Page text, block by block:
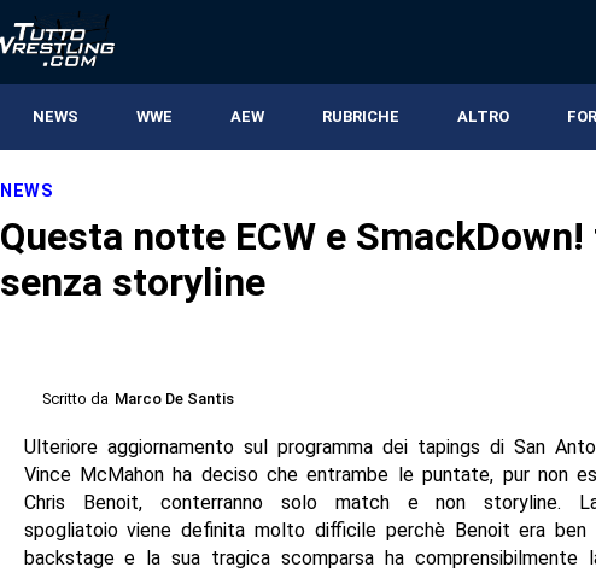
NEWS WWE AEW RUBRICHE ALTRO
NEWS
Questa notte ECW e
senza storyline
Scritto da Marco De Santis
Ulteriore aggiornamento sul programma dei tapings di San
Vince McMahon ha deciso che entrambe le puntate, pur non
Chris Benoit, conterranno solo match e non storyline.
spogliatoio viene definita molto difficile perchè Benoit era
backstage e la sua tragica scomparsa ha